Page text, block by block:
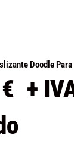
Doodle
€ +